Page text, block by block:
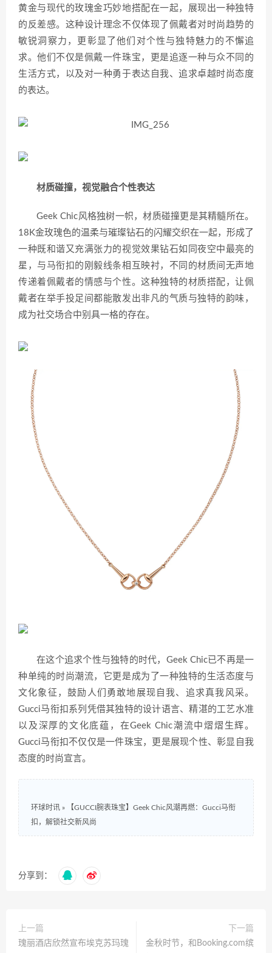
黄金与现代的玫瑰金巧妙地搭配在一起，展现出一种独特
的反差感。这种设计理念不仅体现了佩戴者对时尚趋势的
敏锐洞察力，更彰显了他们对个性与独特魅力的不懈追
求。他们不仅是佩戴一件珠宝，更是追逐一种与众不同的
生活方式，以及对一种勇于表达自我、追求卓越时尚态度
的表达。
材质碰撞，视觉融合个性表达
Geek Chic风格独树一帜，材质碰撞更是其精髓所在。
18K金玫瑰色的温柔与璀璨钻石的闪耀交织在一起，形成了
一种既和谐又充满张力的视觉效果钻石如同夜空中最亮的
星，与马衔扣的刚毅线条相互映衬，不同的材质间无声地
传递着佩戴者的情感与个性。这种独特的材质搭配，让佩
戴者在举手投足间都能散发出非凡的气质与独特的韵味，
成为社交场合中别具一格的存在。
在这个追求个性与独特的时代，Geek Chic已不再是一
种单纯的时尚潮流，它更是成为了一种独特的生活态度与
文化象征，鼓励人们勇敢地展现自我、追求真我风采。
Gucci马衔扣系列凭借其独特的设计语言、精湛的工艺水准
以及深厚的文化底蕴，在Geek Chic潮流中熠熠生辉。
Gucci马衔扣不仅仅是一件珠宝，更是展现个性、彰显自我
态度的时尚宣言。
环球时讯 »
【GUCCI腕表珠宝】Geek Chic风潮再燃：Gucci马衔
扣，解锁社交新风尚
分享到：
上一篇
瑰丽酒店欣然宣布埃克苏玛瑰
下一篇
金秋时节，和Booking.com缤